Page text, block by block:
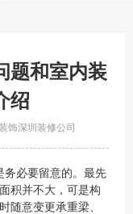
题和室内装
绍
饰深圳装修公司
务必要留意的。最先
积并不大，可是构
随意变更承重梁、